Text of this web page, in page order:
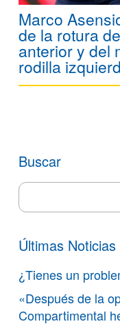
Marco
de la rotura
anterior y del
rodilla
Buscar
Search
for:
Últimas Noticias
¿Tienes un
«Después de la
Compartimental